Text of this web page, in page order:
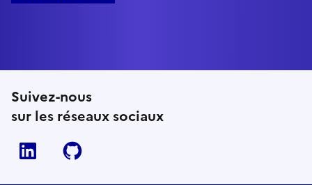
Suivez-nous
sur les réseaux sociaux
Linkedin